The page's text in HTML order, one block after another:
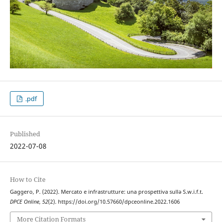
.pdf
Published
2022-07-08
How to Cite
Gaggero, P. (2022). Mercato e infrastrutture: una prospettiva sullə S.w.i.f.t.
DPCE Online, 52(2). https://doi.org/10.57660/dpceonline.2022.1606
More Citation Formats